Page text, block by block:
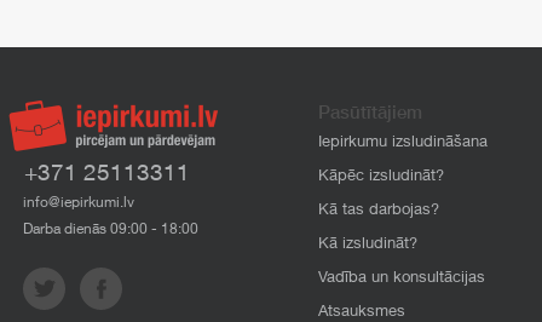
+371 25113311
info@iepirkumi.lv
Darba dienās 09:00 - 18:00
Pasūtītājiem
Iepirkumu izsludināšana
Kāpēc izsludināt?
Kā tas darbojas?
Kā izsludināt?
Vadība un konsultācijas
Atsauksmes